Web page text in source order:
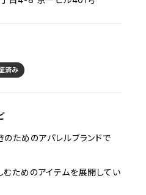
のためのアパレルブランドで
むためのアイテムを展開してい